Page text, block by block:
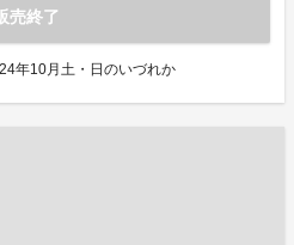
売終了
年10月土・日のいづれか